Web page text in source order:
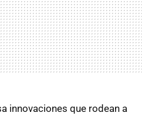
innovaciones que rodean a